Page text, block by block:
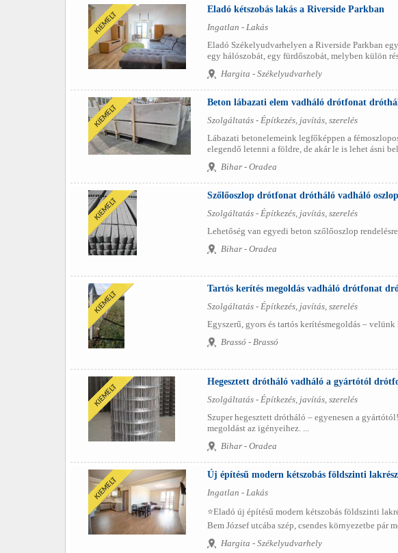
Eladó kétszobás lakás a Riverside Parkban
Ingatlan - Lakás
Eladó Székelyudvarhelyen a Riverside Parkban
egy hálószobát, egy fürdőszobát, melyben külön
Hargita - Székelyudvarhely
Beton lábazati elem vadháló drótfonat
Szolgáltatás - Építkezés, javítás, szerelés
Lábazati betonelemeink legfőképpen a
elegendő letenni a földre, de akár le is lehet ásni
Bihar - Oradea
Szőlőoszlop drótfonat drótháló vadháló
Szolgáltatás - Építkezés, javítás, szerelés
Lehetőség van egyedi beton szőlőoszlop
Bihar - Oradea
Tartós kerítés megoldás vadháló drótfonat
Szolgáltatás - Építkezés, javítás, szerelés
Egyszerű, gyors és tartós kerítésmegoldás – velünk
Brassó - Brassó
Hegesztett drótháló vadháló a gyártótól
Szolgáltatás - Építkezés, javítás, szerelés
Szuper hegesztett drótháló – egyenesen a
megoldást az igényeihez. ...
Bihar - Oradea
Új építésű modern kétszobás földszinti lakrész
Ingatlan - Lakás
⭐️Eladó új építésű modern kétszobás földszinti
Bem József utcába szép, csendes környezetbe pár
Hargita - Székelyudvarhely